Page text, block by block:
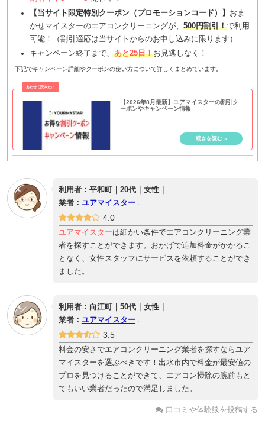
【当サイト限定特別クーポン（プロモーションコード）】
おま
かせマイスターのエアコンクリーニングが、 500円割引！で利用
可能！（割引適応は当サイトからのお申し込みに限ります）
キャンペーン終了まで、 あと25日！お見逃しなく！
下記でキャンペーン詳細やクーポンの使い方について詳しくまとめています。
【2026年8月最新】ユアマイスターの割引ク
ーポンやキャンペーン情報
利用者：平和町｜20代｜女性｜
業者： ユアマイスター
4.0
ユアマイスターは細かい条件でエアコンクリーニング業
者を探すことができます。おかげで追加料金がかかるこ
となく、女性スタッフにサービスを依頼することができ
ました。
利用者：向江町｜50代｜女性｜
業者： ユアマイスター
3.5
料金の安さでエアコンクリーニング業者を探すならユア
マイスターを選ぶべきです！出水市内で料金が最安値の
プロを見つけることができて、エアコン掃除の腕前もと
てもいい業者だったので満足しました。
口コミや体験談を投稿する